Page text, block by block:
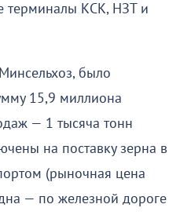
терминалы КСК, НЗТ и
было
15,9 миллиона
— 1 тысяча тонн
на поставку зерна в
(рыночная цена
— по железной дороге